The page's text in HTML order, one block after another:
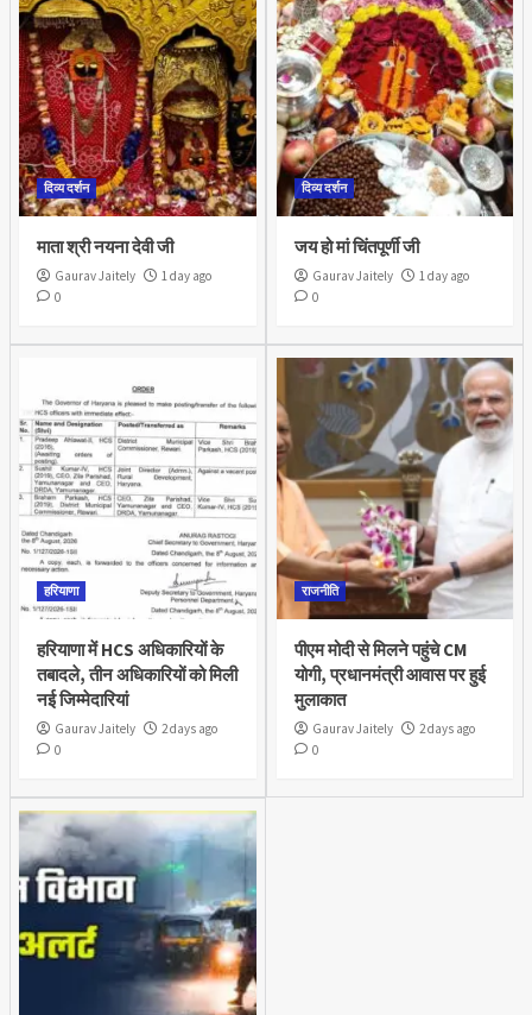
दिव्य दर्शन
माता श्री नयना देवी जी
Gaurav Jaitely
1 day ago
0
दिव्य दर्शन
जय हो मां चिंतपूर्णी जी
Gaurav Jaitely
1 day ago
0
हरियाणा
हरियाणा में HCS अधिकारियों के
तबादले, तीन अधिकारियों को मिली
नई जिम्मेदारियां
Gaurav Jaitely
2 days ago
0
राजनीति
पीएम मोदी से मिलने पहुंचे CM
योगी, प्रधानमंत्री आवास पर हुई
मुलाकात
Gaurav Jaitely
2 days ago
0